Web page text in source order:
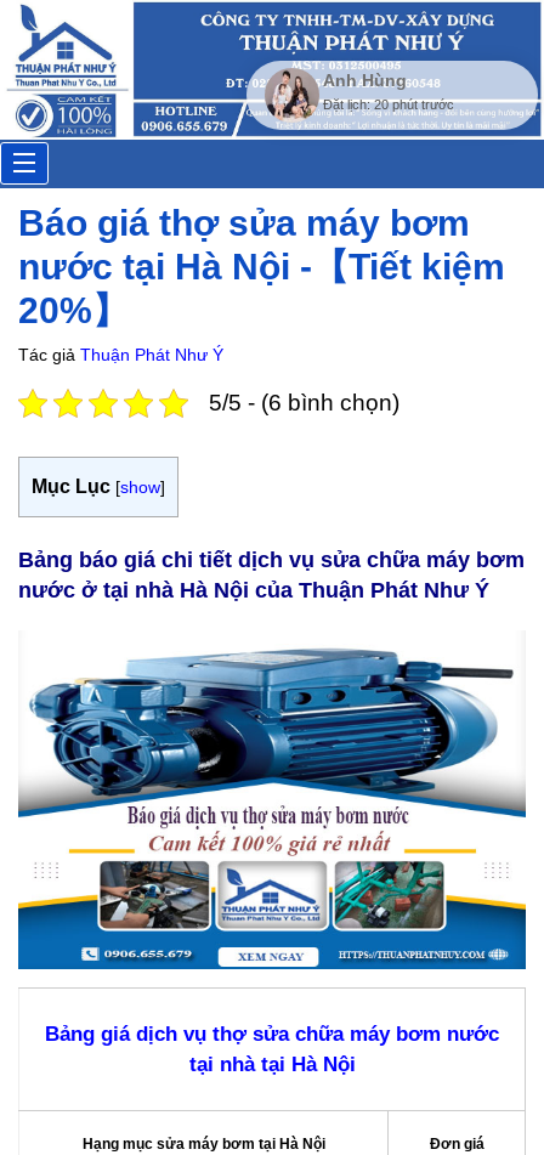
Toggle
navigation
Báo giá thợ sửa máy bơm
nước tại Hà Nội -【Tiết kiệm
20%】
Tác giả Thuận Phát Như Ý
5/5 - (6 bình chọn)
Mục Lục [show]
Bảng báo giá chi tiết dịch vụ sửa chữa máy bơm
nước ở tại nhà Hà Nội của Thuận Phát Như Ý
Bảng giá dịch vụ thợ sửa chữa máy bơm nước
tại nhà tại Hà Nội
Hạng mục sửa máy bơm tại Hà Nội Đơn giá
Anh Hùng
Đặt lịch: 20 phút trước